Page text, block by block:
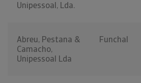
Unipessoal, Lda.
Abreu, Pestana &
Camacho,
Unipessoal Lda
Funchal